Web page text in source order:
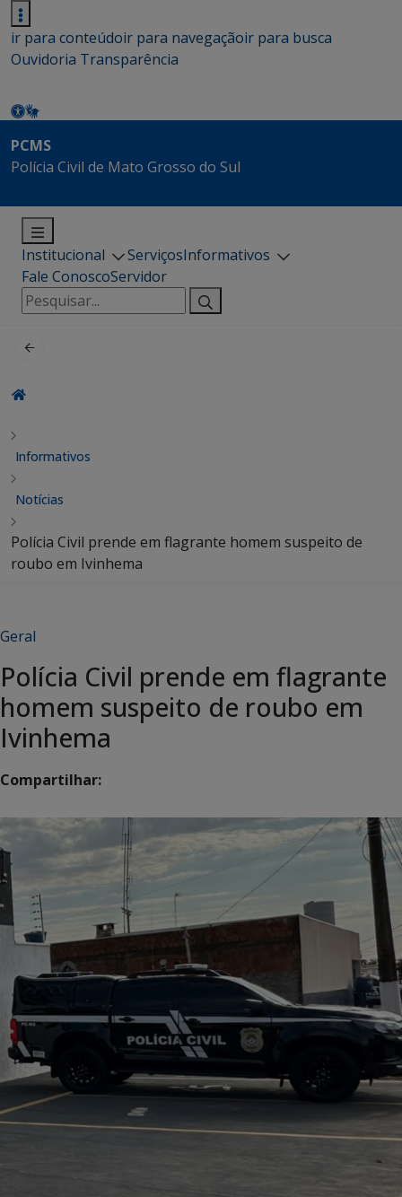
ir para conteúdoir para navegaçãoir para busca
Ouvidoria Transparência
PCMS
Polícia Civil de Mato Grosso do Sul
Institucional ServiçosInformativos
Fale ConoscoServidor
Pesquisar
por:
Informativos
Notícias
Polícia Civil prende em flagrante homem suspeito de
roubo em Ivinhema
Geral
Polícia Civil prende em flagrante
homem suspeito de roubo em
Ivinhema
Compartilhar: